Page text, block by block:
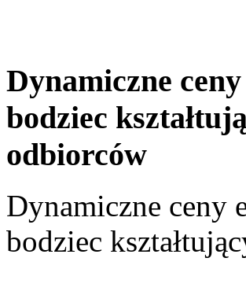
Dynamiczne
bodziec
odbiorców
Dynamiczne ceny
bodziec